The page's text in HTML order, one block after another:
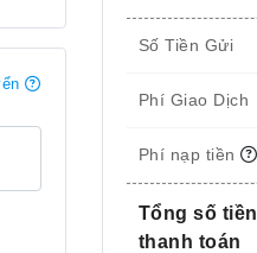
Số Tiền Gửi
Phí Giao Dịch
Phí nạp tiền
Tổng số tiền
thanh toán